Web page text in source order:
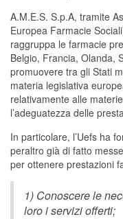
A.M.E.S. S.p.A, tramite
Europea Farmacie
raggruppa le farmacie
Belgio, Francia, Olanda,
promuovere tra gli Stati
materia legislativa
relativamente alle
l’adeguatezza delle
In particolare, l’Uefs ha
peraltro già di fatto
per ottenere prestazioni
1) Conoscere le
loro i servizi offerti;